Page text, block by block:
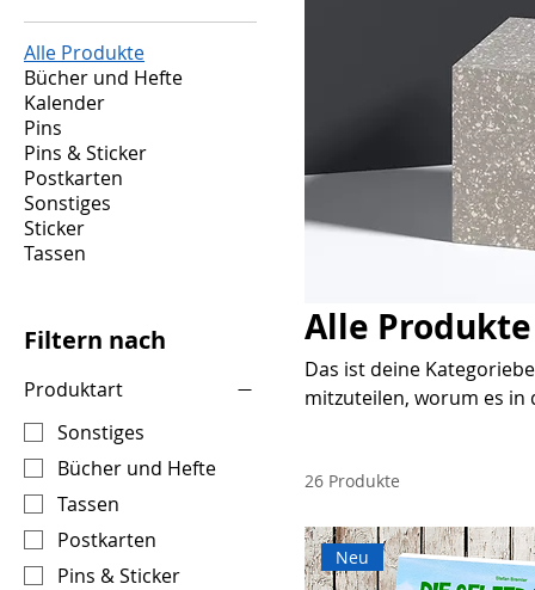
Alle Produkte
Bücher und Hefte
Kalender
Pins
Pins & Sticker
Postkarten
Sonstiges
Sticker
Tassen
Filtern nach
Produktart
Sonstiges
Bücher und Hefte
Tassen
Postkarten
Pins & Sticker
Alle Produkte
Das ist deine
mitzuteilen, worum es in
26 Produkte
Neu